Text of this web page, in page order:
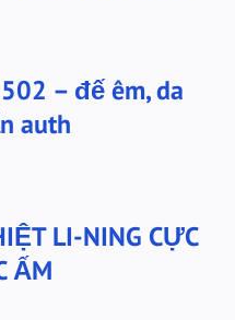
puma
quần nỉ PUMA
tai nghe
– đế êm, da
auth
LI-NING CỰC
ẤM